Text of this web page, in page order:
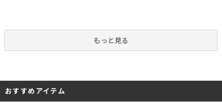
もっと見る
おすすめアイテム